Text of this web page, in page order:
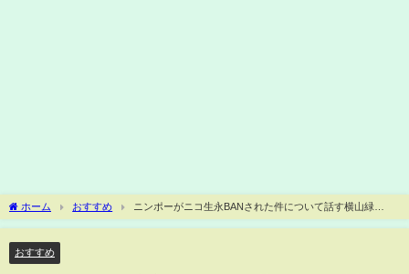
ホーム おすすめ
ニンポーがニコ生永BANされた件について話す横山緑
【2024/01/18】【暗黒放送】
おすすめ